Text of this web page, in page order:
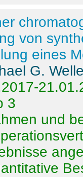
von
eines
G.
3
und